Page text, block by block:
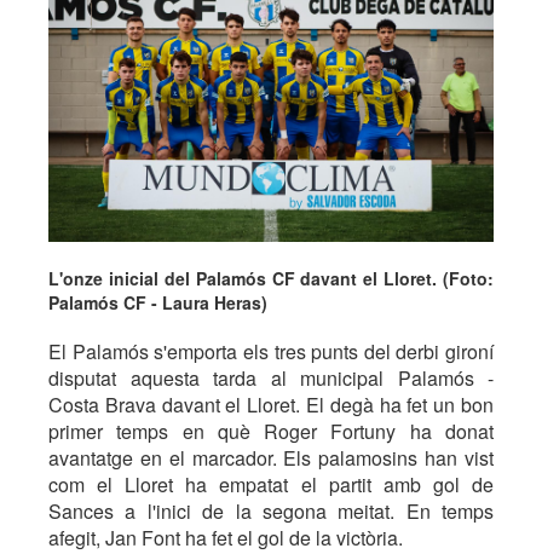
L'onze inicial del Palamós CF davant el Lloret. (Foto:
Palamós CF - Laura Heras)
El Palamós s'emporta els tres punts del derbi gironí
disputat aquesta tarda al municipal Palamós -
Costa Brava davant el Lloret. El degà ha fet un bon
primer temps en què Roger Fortuny ha donat
avantatge en el marcador. Els palamosins han vist
com el Lloret ha empatat el partit amb gol de
Sances a l'inici de la segona meitat. En temps
afegit, Jan Font ha fet el gol de la victòria.